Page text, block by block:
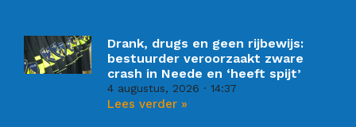
Drank, drugs en geen rijbewijs:
bestuurder veroorzaakt zware
crash in Neede en ‘heeft spijt’
4 augustus, 2026 14:37
Lees verder »